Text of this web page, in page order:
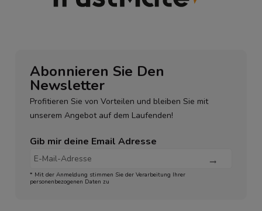
Abonnieren Sie Den
Newsletter
Profitieren Sie von Vorteilen und bleiben Sie mit
unserem Angebot auf dem Laufenden!
Gib mir deine Email Adresse
* Mit der Anmeldung stimmen Sie der Verarbeitung Ihrer
personenbezogenen Daten zu